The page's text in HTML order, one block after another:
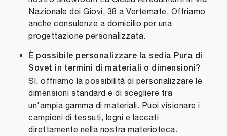
Nazionale dei Giovi, 38 a Vertemate. Offriamo
anche consulenze a domicilio per una
progettazione personalizzata.
È possibile personalizzare la sedia Pura di
Sovet in termini di materiali o dimensioni?
Sì, offriamo la possibilità di personalizzare le
dimensioni standard e di scegliere tra
un'ampia gamma di materiali. Puoi visionare i
campioni di tessuti, legni e laccati
direttamente nella nostra materioteca.